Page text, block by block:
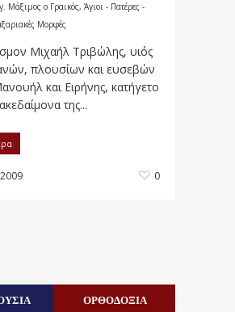
Μάξιμος ο Γραικός, Άγιοι - Πατέρες -
Μορφές
Μιχαήλ Τριβώλης, υιός
πλουσίων και ευσεβών
και Ειρήνης, κατήγετο
της...
0
ΟΡΘΟΔΟΞΙΑ